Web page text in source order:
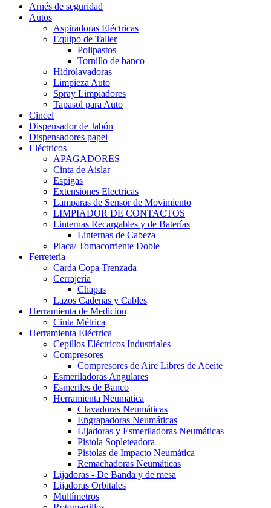
Arnés de seguridad
Autos
Aspiradoras Eléctricas
Equipo de Taller
Polipastos
Tornillo de banco
Hidrolavadoras
Limpieza Auto
Spray Limpiadores
Tapasol para Auto
Cincel
Dispensador de Jabón
Dispensadores papel
Eléctricos
APAGADORES
Cinta de Aislar
Espigas
Extensiones Electricas
Lamparas de Sensor de Movimiento
LIMPIADOR DE CONTACTOS
Linternas Recargables y de Baterías
Linternas de Cabeza
Placa/ Tomacorriente Doble
Ferretería
Carda Copa Trenzada
Cerrajería
Chapas
Lazos Cadenas y Cables
Herramienta de Medicion
Cinta Métrica
Herramienta Eléctrica
Cepillos Eléctricos Industriales
Compresores
Compresores de Aire Libres de Aceite
Esmeriladoras Angulares
Esmeriles de Banco
Herramienta Neumatica
Clavadoras Neumáticas
Engrapadoras Neumáticas
Lijadoras y Esmeriladoras Neumáticas
Pistola Sopleteadora
Pistolas de Impacto Neumática
Remachadoras Neumáticas
Lijadoras - De Banda y de mesa
Lijadoras Orbitales
Multímetros